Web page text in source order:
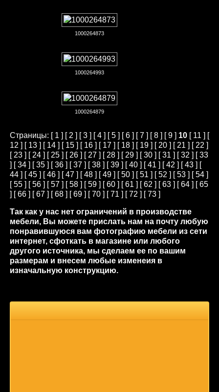
1000264873
1000264993
1000264879
Страницы: [ 1 ] [ 2 ] [3 ] [4 ] [5 ] [6 ] [7 ] [8 ] [9 ] 10 [ 11 ] [
12 ] [ 13 ] [ 14 ] [ 15 ] [ 16 ] [ 17 ] [ 18 ] [ 19 ] [ 20 ] [ 21 ] [ 22 ]
[ 23 ] [ 24 ] [ 25 ] [ 26 ] [ 27 ] [ 28 ] [ 29 ] [30 ] [31 ] [32 ] [33
] [34 ] [35 ] [36 ] [37 ] [38 ] [39 ] [40 ] [41 ] [42 ] [43 ] [
44 ] [45 ] [46 ] [47 ] [48 ] [49 ] [50 ] [51 ] [52 ] [53 ] [54 ]
[55 ] [56 ] [57 ] [58 ] [59 ] [60 ] [61 ] [62 ] [63 ] [64 ] [65
] [66 ] [67 ] [68 ] [69 ] [70 ] [71 ] [72 ] [73 ]
Так как у нас нет ограничений в производстве
мебели, Вы можете прислать нам на почту любую
понравившуюся вам фотографию мебели из сети
интернет, сфоткать в магазине или любого
другого источника, мы сделаем ее по вашим
размерам и внесем любые изменеия в
изначальную конструкцию.